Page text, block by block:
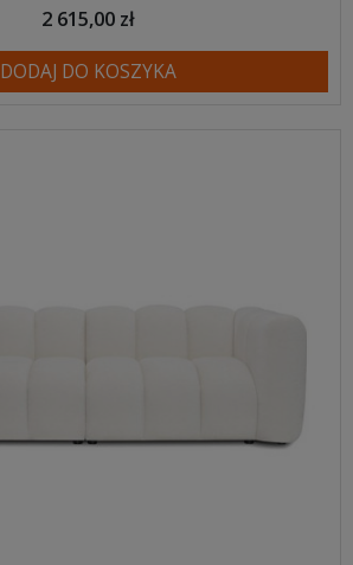
2 615,00 zł
DODAJ DO KOSZYKA